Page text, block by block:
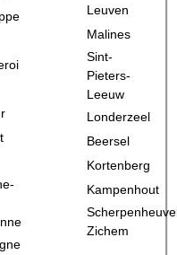
Leuven
Malines
Sint-
Pieters-
Leeuw
Londerzeel
Beersel
Kortenberg
Kampenhout
Zichem